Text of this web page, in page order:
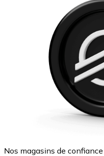
Nos magasins de confiance